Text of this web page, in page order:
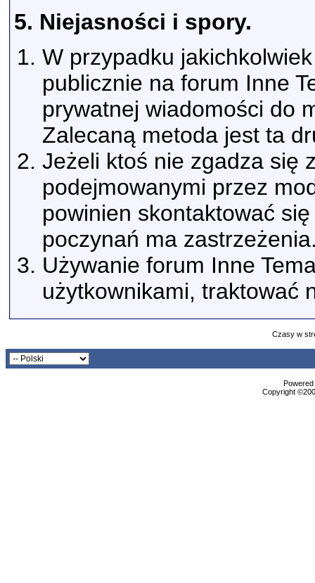
5. Niejasności i spory.
W przypadku
publicznie na forum Inne
prywatnej wiadomości do
Zalecaną metoda jest ta
Jeżeli ktoś nie zgadza się
podejmowanymi przez
powinien skontaktować
poczynań ma
Używanie forum Inne
użytkownikami, traktować
Czasy w
Copyright